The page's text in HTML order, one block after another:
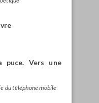
puce. Vers une
du téléphone mobile